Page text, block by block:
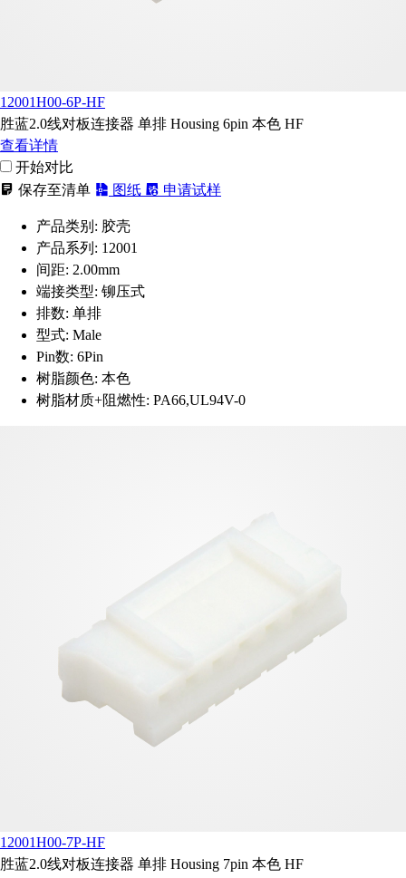
12001H00-6P-HF
胜蓝2.0线对板连接器 单排 Housing 6pin 本色 HF
查看详情
开始对比
保存至清单
图纸 申请试样
产品类别: 胶壳
产品系列: 12001
间距: 2.00mm
端接类型: 铆压式
排数: 单排
型式: Male
Pin数: 6Pin
树脂颜色: 本色
树脂材质+阻燃性: PA66,UL94V-0
12001H00-7P-HF
胜蓝2.0线对板连接器 单排 Housing 7pin 本色 HF